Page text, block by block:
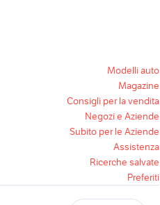
Modelli auto
Magazine
Consigli per la vendita
Negozi e Aziende
Subito per le Aziende
Assistenza
Ricerche salvate
Preferiti